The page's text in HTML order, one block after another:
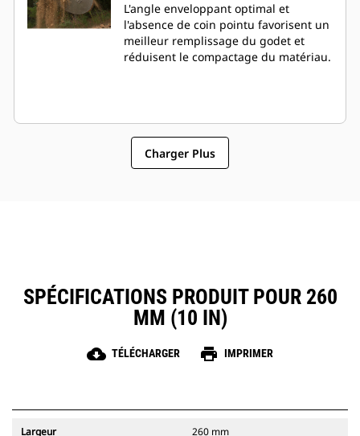
L'angle enveloppant optimal et
l'absence de coin pointu favorisent un
meilleur remplissage du godet et
réduisent le compactage du matériau.
Charger Plus
SPÉCIFICATIONS PRODUIT POUR 260
MM (10 IN)
cloud_download TÉLÉCHARGER print IMPRIMER
Largeur 260 mm